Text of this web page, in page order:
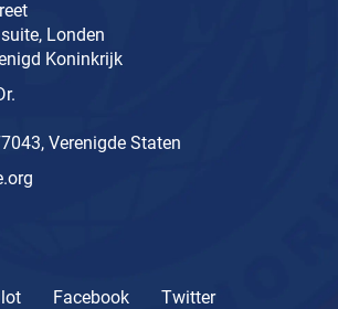
Londen
Koninkrijk
Verenigde Staten
Facebook
Twitter